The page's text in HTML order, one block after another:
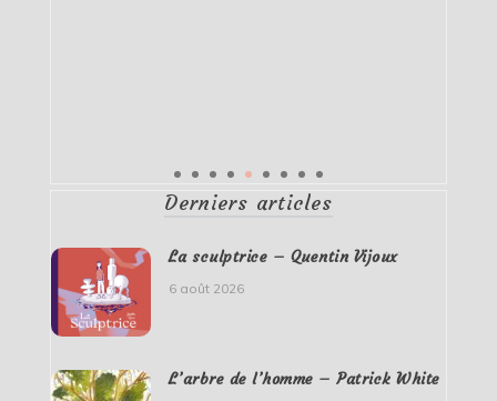
Derniers articles
La sculptrice – Quentin Vijoux
6 août 2026
L’arbre de l’homme – Patrick White